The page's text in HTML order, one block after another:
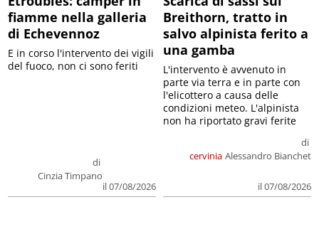
fiamme nella galleria
di Echevennoz
di
Cinzia Timpano
il 07/08/2026
E in corso l'intervento dei vigili
del fuoco, non ci sono feriti
Breithorn, tratto in
salvo alpinista ferito a
una gamba
cervinia
di
Alessandro Bianchet
il 07/08/2026
L'intervento è avvenuto in
parte via terra e in parte con
l'elicottero a causa delle
condizioni meteo. L'alpinista
non ha riportato gravi ferite